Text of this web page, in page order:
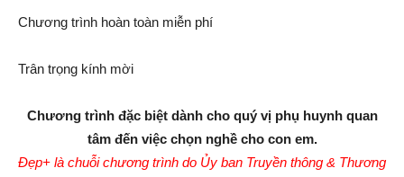
Chương trình hoàn toàn miễn phí
Trân trọng kính mời
Chương trình đặc biệt dành cho quý vị phụ huynh quan
tâm đến việc chọn nghề cho con em.
Đẹp+ là chuỗi chương trình do Ủy ban Truyền thông & Thương